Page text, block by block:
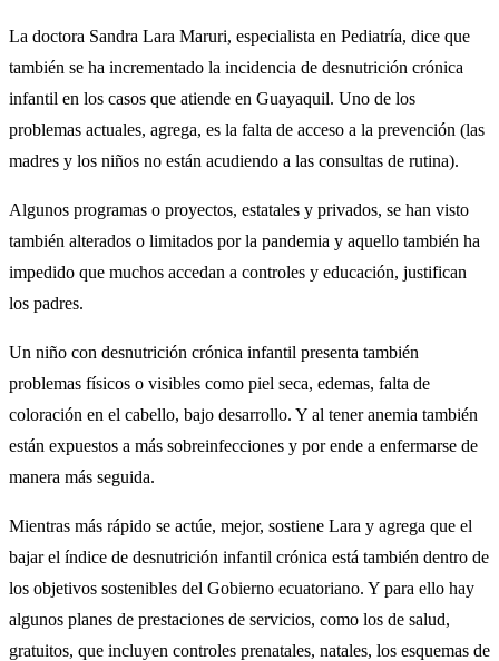
La doctora Sandra Lara Maruri, especialista en Pediatría, dice que
también se ha incrementado la incidencia de desnutrición crónica
infantil en los casos que atiende en Guayaquil. Uno de los
problemas actuales, agrega, es la falta de acceso a la prevención (las
madres y los niños no están acudiendo a las consultas de rutina).
Algunos programas o proyectos, estatales y privados, se han visto
también alterados o limitados por la pandemia y aquello también ha
impedido que muchos accedan a controles y educación, justifican
los padres.
Un niño con desnutrición crónica infantil presenta también
problemas físicos o visibles como piel seca, edemas, falta de
coloración en el cabello, bajo desarrollo. Y al tener anemia también
están expuestos a más sobreinfecciones y por ende a enfermarse de
manera más seguida.
Mientras más rápido se actúe, mejor, sostiene Lara y agrega que el
bajar el índice de desnutrición infantil crónica está también dentro de
los objetivos sostenibles del Gobierno ecuatoriano. Y para ello hay
algunos planes de prestaciones de servicios, como los de salud,
gratuitos, que incluyen controles prenatales, natales, los esquemas de